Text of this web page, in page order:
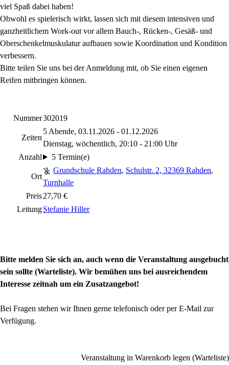
viel Spaß dabei haben!
Obwohl es spielerisch wirkt, lassen sich mit diesem intensiven und
ganzheitlichem Work-out vor allem Bauch-, Rücken-, Gesäß- und
Oberschenkelmuskulatur aufbauen sowie Koordination und Kondition
verbessern.
Bitte teilen Sie uns bei der Anmeldung mit, ob Sie einen eigenen
Reifen mitbringen können.
Nummer302019
Zeiten
5 Abende, 03.11.2026 - 01.12.2026
Dienstag, wöchentlich, 20:10 - 21:00 Uhr
Anzahl
5 Termin(e)
Ort
Grundschule Rahden, Schulstr. 2, 32369 Rahden,
Turnhalle
Preis27,70 €
LeitungStefanie Hiller
Bitte melden Sie sich an, auch wenn die Veranstaltung ausgebucht
sein sollte (Warteliste). Wir bemühen uns bei ausreichendem
Interesse zeitnah um ein Zusatzangebot!
Bei Fragen stehen wir Ihnen gerne telefonisch oder per E-Mail zur
Verfügung.
Veranstaltung in Warenkorb legen (Warteliste)